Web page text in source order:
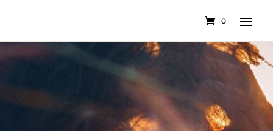
0